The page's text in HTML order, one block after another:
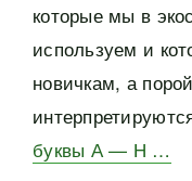
которые мы в
используем и
новичкам, а
буквы А — Н …